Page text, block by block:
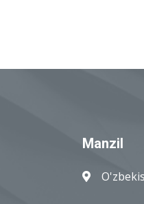
Manzil